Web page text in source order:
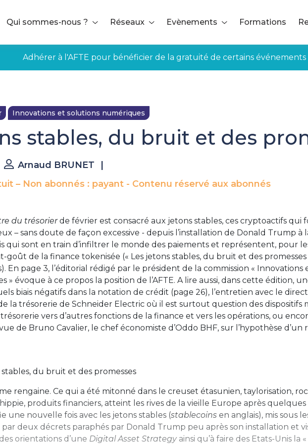
Qui sommes-nous ? Réseaux Evènements Formations
Adhérer à l'AFTE pour bénéficier de la gratuité de certains événements
Innovations et solutions numériques
stables, du bruit et des
Arnaud BRUNET
– Non abonnés : payant - Contenu réservé aux abonnés
du trésorierde février est consacré aux jetons stables, ces cryptoactifs qui
– sans doute de façon excessive - depuis l’installation de Donald Trump à
qui sont en train d’infiltrer le monde des paiements et représentent, pour
goût de la finance tokenisée (« Les jetons stables, du bruit et des promesses
En page 3, l’éditorial rédigé par le président de la commission « Innovations
» évoque à ce propos la position de l’AFTE. A lire aussi, dans cette édition,
biais négatifs dans la notation de crédit (page 26), l’entretien avec le
la trésorerie de Schneider Electric où il est surtout question des dispositifs
vers d’autres fonctions de la finance et vers les opérations, ou
de Bruno Cavalier, le chef économiste d’Oddo BHF, sur l’hypothèse d’un
stables, du bruit et des promesses
rengaine. Ce qui a été mitonné dans le creuset étasunien, taylorisation,
produits financiers, atteint les rives de la vieille Europe après quelques
une nouvelle fois avec les jetons stables (stablecoins en anglais), mis sous
par deux décrets paraphés par Donald Trump peu après son installation et
orientations d’une Digital Asset Strategyainsi qu’à faire des Etats-Unis la «